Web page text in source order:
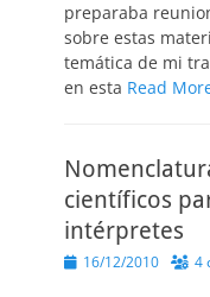
preparaba
sobre estas
temática de mi
en esta Read
científicos
intérpretes
Publicado
16/12/2010 4